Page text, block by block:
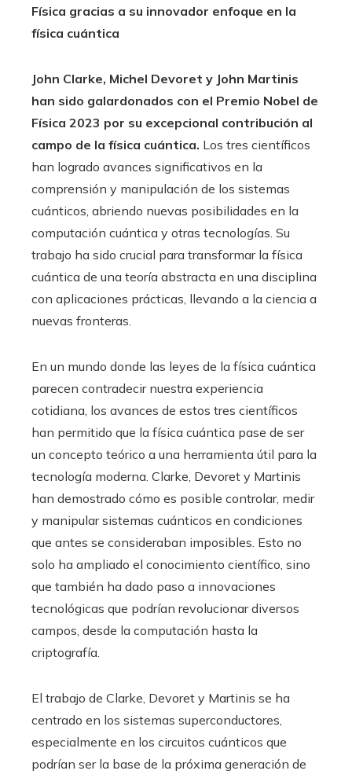
Física gracias a su innovador enfoque en la
física cuántica
John Clarke, Michel Devoret y John Martinis
han sido galardonados con el Premio Nobel de
Física 2023 por su excepcional contribución al
campo de la física cuántica. Los tres científicos
han logrado avances significativos en la
comprensión y manipulación de los sistemas
cuánticos, abriendo nuevas posibilidades en la
computación cuántica y otras tecnologías. Su
trabajo ha sido crucial para transformar la física
cuántica de una teoría abstracta en una disciplina
con aplicaciones prácticas, llevando a la ciencia a
nuevas fronteras.
En un mundo donde las leyes de la física cuántica
parecen contradecir nuestra experiencia
cotidiana, los avances de estos tres científicos
han permitido que la física cuántica pase de ser
un concepto teórico a una herramienta útil para la
tecnología moderna. Clarke, Devoret y Martinis
han demostrado cómo es posible controlar, medir
y manipular sistemas cuánticos en condiciones
que antes se consideraban imposibles. Esto no
solo ha ampliado el conocimiento científico, sino
que también ha dado paso a innovaciones
tecnológicas que podrían revolucionar diversos
campos, desde la computación hasta la
criptografía.
El trabajo de Clarke, Devoret y Martinis se ha
centrado en los sistemas superconductores,
especialmente en los circuitos cuánticos que
podrían ser la base de la próxima generación de